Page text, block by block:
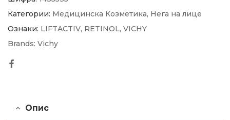
Категории: Медицинска Козметика, Нега на лице
Ознаки: LIFTACTIV, RETINOL, VICHY
Brands: Vichy
Опис